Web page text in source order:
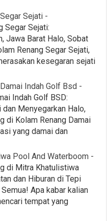
Sejati -
Segar Sejati:
Jawa Barat Halo, Sobat
Renang Segar Sejati,
kesegaran sejati
Indah Golf Bsd -
Indah Golf BSD:
Menyegarkan Halo,
di Kolam Renang Damai
yang damai dan
Pool And Waterboom -
di Mitra Khatulistiwa
dan Hiburan di Tepi
Apa kabar kalian
tempat yang